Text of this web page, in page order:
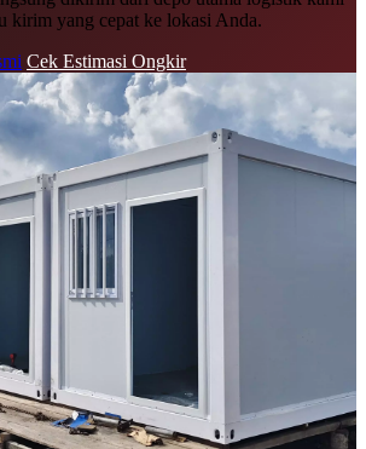
kirim yang cepat ke lokasi Anda.
Cek Estimasi Ongkir